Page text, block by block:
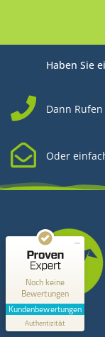
Haben Sie
Dann Rufen
Oder
Kontakt
Noch keine
Bewertungen
Kundenbewertungen
Authentizität
MANGELHAFT
0,00 / 5,00
Erfahren Sie mehr über
Profil ansehen